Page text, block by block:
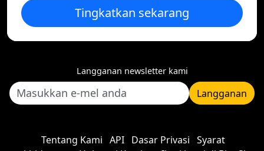
Tingkatkan sekarang
Langganan newsletter kami
Langganan
Tentang Kami API Dasar Privasi Syarat